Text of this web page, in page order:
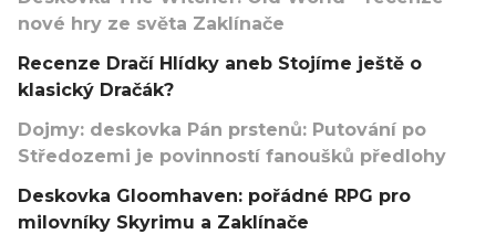
nové hry ze světa Zaklínače
Recenze Dračí Hlídky aneb Stojíme ještě o
klasický Dračák?
Dojmy: deskovka Pán prstenů: Putování po
Středozemi je povinností fanoušků předlohy
Deskovka Gloomhaven: pořádné RPG pro
milovníky Skyrimu a Zaklínače